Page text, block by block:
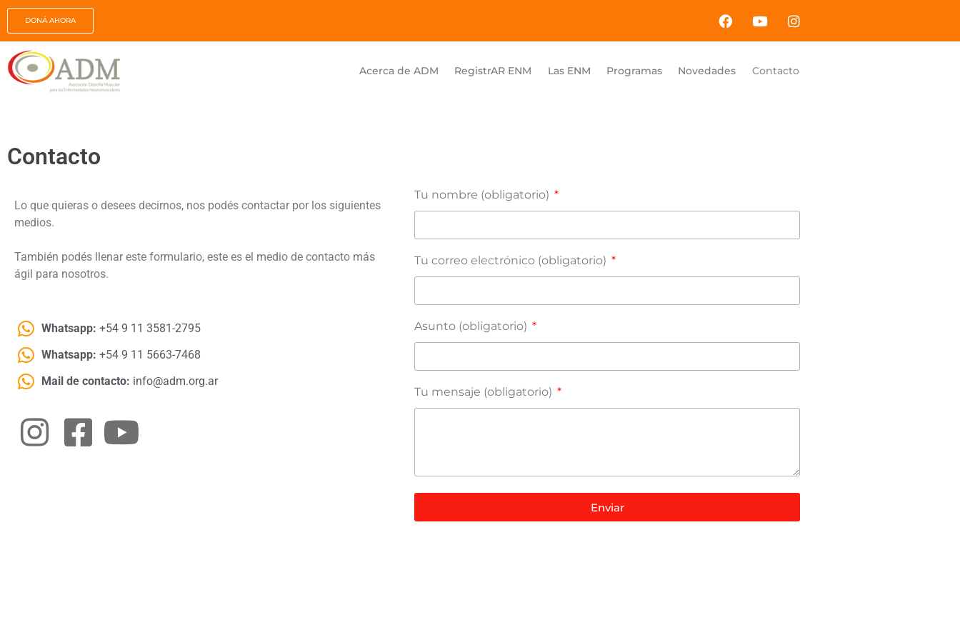
DONÁ AHORA
Acerca de ADM RegistrAR ENM Las ENM Programas Novedades Contacto
Contacto
Lo que quieras o desees decirnos, nos podés contactar por los siguientes
medios.
También podés llenar este formulario, este es el medio de contacto más
ágil para nosotros.
Whatsapp: +54 9 11 3581-2795
Whatsapp: +54 9 11 5663-7468
Mail de contacto: info@adm.org.ar
Tu nombre (obligatorio)
Tu correo electrónico (obligatorio)
Asunto (obligatorio)
Tu mensaje (obligatorio)
Enviar